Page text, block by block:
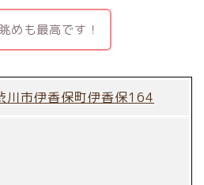
めも最高です！
川市伊香保町伊香保164